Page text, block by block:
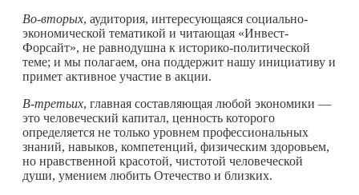
Во-вторых, аудитория, интересующаяся социально-
экономической тематикой и читающая «Инвест-
Форсайт», не равнодушна к историко-политической
теме; и мы полагаем, она поддержит нашу инициативу и
примет активное участие в акции.
В-третьих, главная составляющая любой экономики —
это человеческий капитал, ценность которого
определяется не только уровнем профессиональных
знаний, навыков, компетенций, физическим здоровьем,
но нравственной красотой, чистотой человеческой
души, умением любить Отечество и близких.